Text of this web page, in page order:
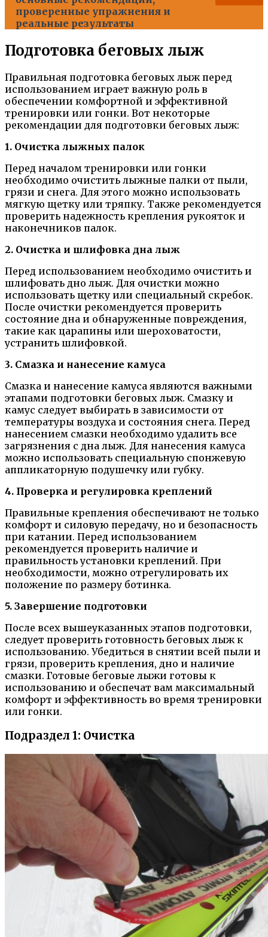
проверенные упражнения и
реальные результаты
Подготовка беговых лыж
Правильная подготовка беговых лыж перед
использованием играет важную роль в
обеспечении комфортной и эффективной
тренировки или гонки. Вот некоторые
рекомендации для подготовки беговых лыж:
1. Очистка лыжных палок
Перед началом тренировки или гонки
необходимо очистить лыжные палки от пыли,
грязи и снега. Для этого можно использовать
мягкую щетку или тряпку. Также рекомендуется
проверить надежность крепления рукояток и
наконечников палок.
2. Очистка и шлифовка дна лыж
Перед использованием необходимо очистить и
шлифовать дно лыж. Для очистки можно
использовать щетку или специальный скребок.
После очистки рекомендуется проверить
состояние дна и обнаруженные повреждения,
такие как царапины или шероховатости,
устранить шлифовкой.
3. Смазка и нанесение камуса
Смазка и нанесение камуса являются важными
этапами подготовки беговых лыж. Смазку и
камус следует выбирать в зависимости от
температуры воздуха и состояния снега. Перед
нанесением смазки необходимо удалить все
загрязнения с дна лыж. Для нанесения камуса
можно использовать специальную спонжевую
аппликаторную подушечку или губку.
4. Проверка и регулировка креплений
Правильные крепления обеспечивают не только
комфорт и силовую передачу, но и безопасность
при катании. Перед использованием
рекомендуется проверить наличие и
правильность установки креплений. При
необходимости, можно отрегулировать их
положение по размеру ботинка.
5. Завершение подготовки
После всех вышеуказанных этапов подготовки,
следует проверить готовность беговых лыж к
использованию. Убедиться в снятии всей пыли и
грязи, проверить крепления, дно и наличие
смазки. Готовые беговые лыжи готовы к
использованию и обеспечат вам максимальный
комфорт и эффективность во время тренировки
или гонки.
Подраздел 1: Очистка